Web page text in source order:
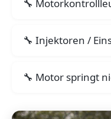
Injektoren /
Motor springt